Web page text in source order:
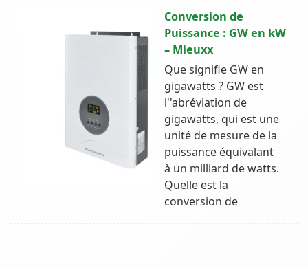
Conversion de
Puissance : GW en kW
– Mieuxx
Que signifie GW en
gigawatts ? GW est
l''abréviation de
gigawatts, qui est une
unité de mesure de la
puissance équivalant
à un milliard de watts.
Quelle est la
conversion de